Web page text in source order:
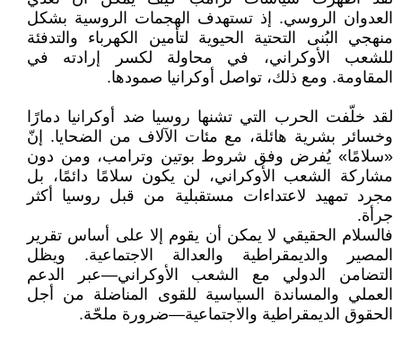
العدوان الروسي. إذ تستهدف الهجمات الروسية بشكل
منهجي البُنى التحتية الحيوية لتأمين الكهرباء والتدفئة
للشعب الأوكراني، في محاولة لكسر إرادته في
المقاومة. ومع ذلك، تواصل أوكرانيا صمودها.
لقد خلّفت الحرب التي تشنها روسيا ضد أوكرانيا دمارًا
وخسائر بشرية هائلة، مع مئات الآلاف من الضحايا. إنّ
«سلامًا» يُفرض وفق شروط بوتين وترامب، ومن دون
مشاركة الشعب الأوكراني، لن يكون سلامًا دائمًا، بل
مجرد تمهيد لاعتداءات مستقبلية من قبل روسيا أكثر
جرأة.
فالسلام الحقيقي لا يمكن أن يقوم إلا على أساس تقرير
المصير والديمقراطية والعدالة الاجتماعية. ويظل
التضامن الدولي مع الشعب الأوكراني—عبر الدعم
العملي والمساندة السياسية للقوى المناضلة من أجل
الحقوق الديمقراطية والاجتماعية—ضرورة ملحّة.